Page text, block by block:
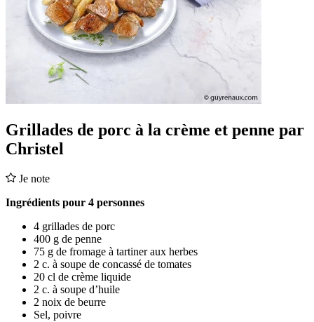
Grillades de porc à la crème et penne par
Christel
Je note
Ingrédients pour 4 personnes
4 grillades de porc
400 g de penne
75 g de fromage à tartiner aux herbes
2 c. à soupe de concassé de tomates
20 cl de crème liquide
2 c. à soupe d’huile
2 noix de beurre
Sel, poivre